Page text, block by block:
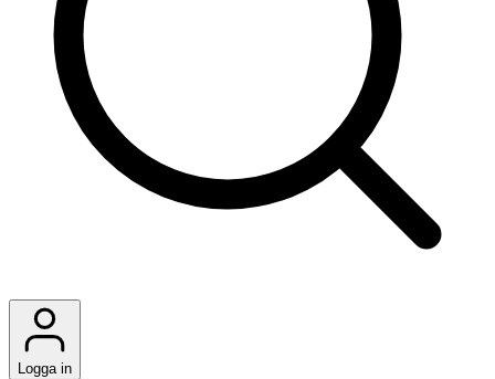
Logga in